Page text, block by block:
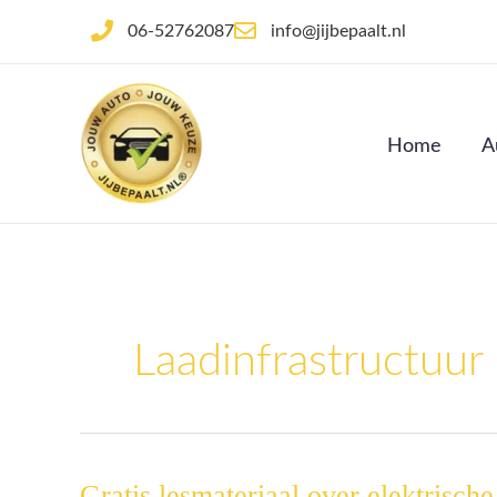
de
06-52762087 info@jijbepaalt.nl
Home
Laadinfrastructuur
Gratis